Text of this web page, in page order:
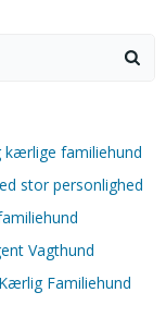
kærlige familiehund
stor personlighed
Vagthund
Familiehund